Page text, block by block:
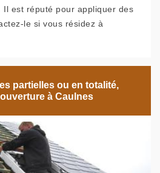
Il est réputé pour appliquer des
le si vous résidez à
partielles ou en totalité,
à Caulnes